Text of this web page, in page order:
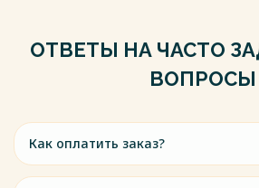
ОТВЕТЫ НА ЧАСТО
ВОПРОСЫ
Как оплатить заказ?